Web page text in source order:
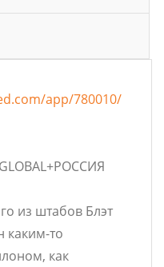
app/780010/
GLOBAL+РОССИЯ
из штабов Блэт
каким-то
как